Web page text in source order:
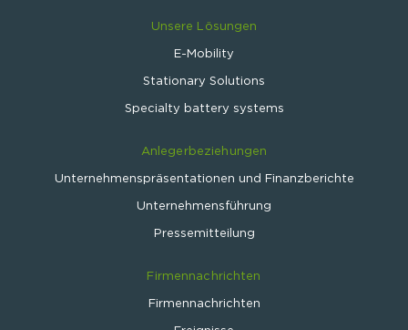
Unsere Lösungen
E-Mobility
Stationary Solutions
Specialty battery systems
Anlegerbeziehungen
Unternehmenspräsentationen und Finanzberichte
Unternehmensführung
Pressemitteilung
Firmennachrichten
Firmennachrichten